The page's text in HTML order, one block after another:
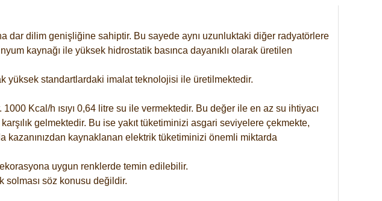
dilim genişliğine sahiptir. Bu sayede aynı uzunluktaki diğer radyatörlere
kaynağı ile yüksek hidrostatik basınca dayanıklı olarak üretilen
yüksek standartlardaki imalat teknolojisi ile üretilmektedir.
Kcal/h ısıyı 0,64 litre su ile vermektedir. Bu değer ile en az su ihtiyacı
gelmektedir. Bu ise yakıt tüketiminizi asgari seviyelere çekmekte,
kazanınızdan kaynaklanan elektrik tüketiminizi önemli miktarda
uygun renklerde temin edilebilir.
solması söz konusu değildir.